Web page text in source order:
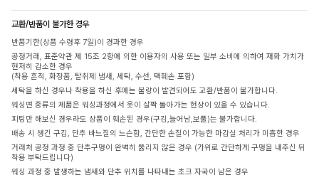
교환/반품이 불가한 경우
반품기한(상품 수령후 7일)이 경과한 경우
공정거래, 표준약관 제 15조 2항에 의한 이용자의 사용 또는 일부 소비에 의하여 재화 가치가
현저히 감소한 경우
(착용 흔적, 화장품, 탈취제 냄새, 세탁, 수선, 택훼손 포함)
세탁을 하신 경우나 착용을 하신 후에는 불량이 발견되어도 교환/반품이 불가합니다.
워싱면 종류의 제품은 워싱과정에서 옷이 살짝 돌아가는 현상이 있을 수 있습니다.
피팅만 해보신 경우라도 상품이 훼손된 경우(구김,늘어남,보풀)는 불가합니다.
배송 시 생긴 구김, 단추 바느질의 느슨함, 간단한 손질이 가능한 마감실 처리가 미흡한 경우
거래처 공정 과정 중 단추구멍이 완벽히 뚫리지 않은 경우 (가위로 간단하게 구멍을 내주신 뒤
착용 부탁드립니다)
워싱 과정 중 발생하는 냄새와 단추 위치를 나타내는 초크 자국이 남은 경우